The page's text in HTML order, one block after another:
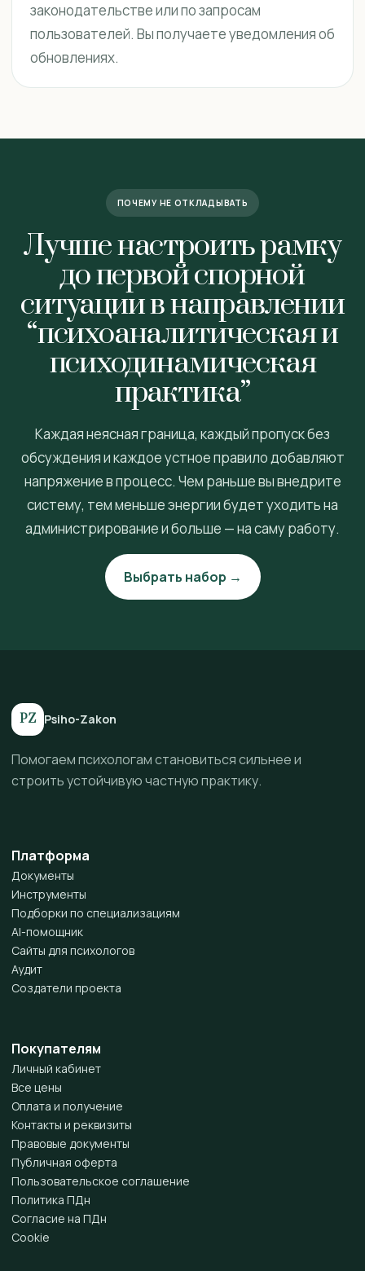
законодательстве или по запросам
пользователей. Вы получаете уведомления об
обновлениях.
ПОЧЕМУ НЕ ОТКЛАДЫВАТЬ
Лучше настроить рамку
до первой спорной
ситуации в направлении
“психоаналитическая и
психодинамическая
практика”
Каждая неясная граница, каждый пропуск без
обсуждения и каждое устное правило добавляют
напряжение в процесс. Чем раньше вы внедрите
систему, тем меньше энергии будет уходить на
администрирование и больше — на саму работу.
Выбрать набор →
PZ Psiho-Zakon
Помогаем психологам становиться сильнее и
строить устойчивую частную практику.
Платформа
Документы
Инструменты
Подборки по специализациям
AI-помощник
Сайты для психологов
Аудит
Создатели проекта
Покупателям
Личный кабинет
Все цены
Оплата и получение
Контакты и реквизиты
Правовые документы
Публичная оферта
Пользовательское соглашение
Политика ПДн
Согласие на ПДн
Cookie